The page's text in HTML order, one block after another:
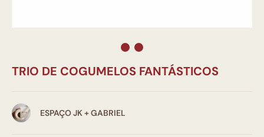
TRIO DE COGUMELOS FANTÁSTICOS
ESPAÇO JK + GABRIEL